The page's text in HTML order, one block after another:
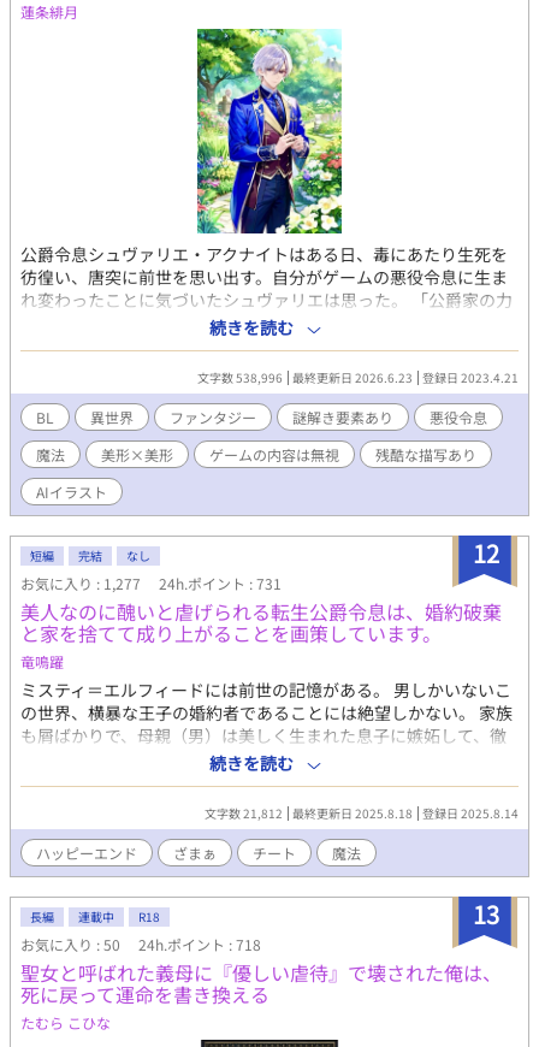
蓮条緋月
公爵令息シュヴァリエ・アクナイトはある日、毒にあたり生死を
彷徨い、唐突に前世を思い出す。自分がゲームの悪役令息に生ま
れ変わったことに気づいたシュヴァリエは思った。 「公爵家の力
を使えば世界中の花を集めて押し花が作れる！」 押し花作りが
中毒レベルで趣味だったシュヴァリエはゲームのストーリーなど
お構いなしに好き勝手動くことに決め行動が一変。その変化に周
囲がドン引きする中、学園で奇妙な事件が発生！現場に一輪の花
が置かれていたことを知ったシュヴァリエはこれがゲームのスト
ーリーであることを思い出す。花が関わっているという理由で事
件を追うことにしたシュヴァリエは、ゲームの登場人物であり主
人公の右腕となる隣国の留学生アウル・オルニスと行動を共にす
るのだが……？ ※☆はR描写になります ※他サイトにて重複掲載
続きを読む
文字数 538,996 最終更新日 2026.6.23 登録日 2023.4.21
BL 異世界 ファンタジー 謎解き要素あり
悪役令息
魔法
美形×美形 ゲームの内容は無視
残酷な描写あり
AIイラスト
12
短編 完結 なし
お気に入り : 1,277 24h.ポイント : 731
美人なのに醜いと虐げられる転生公爵令息は、婚約破棄
と家を捨てて成り上がることを画策しています。
竜鳴躍
ミスティ＝エルフィードには前世の記憶がある。 男しかいないこ
の世界、横暴な王子の婚約者であることには絶望しかない。 家族
も屑ばかりで、母親（男）は美しく生まれた息子に嫉妬して、徹
底的にその美を隠し、『醜い』子として育てられた。 前世の記憶
があるから、本当は自分が誰よりも美しいことは分かっている。
前世の記憶チートで優秀なことも。 だけど、こんな家も婚約者も
捨てたいから、僕は知られないように自分を磨く。 愚かで醜い子
として婚約破棄されたいから。
続きを読む
文字数 21,812 最終更新日 2025.8.18 登録日 2025.8.14
ハッピーエンド ざまぁ チート 魔法
13
長編 連載中 R18
お気に入り : 50 24h.ポイント : 718
聖女と呼ばれた義母に『優しい虐待』で壊された俺は、
死に戻って運命を書き換える
たむら こひな